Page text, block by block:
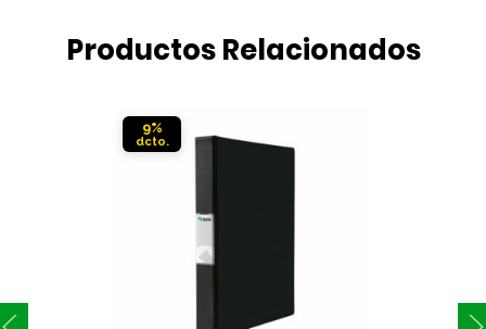
Productos Relacionados
9%